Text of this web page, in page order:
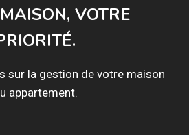
VOTRE
sur la gestion de votre maison
appartement.